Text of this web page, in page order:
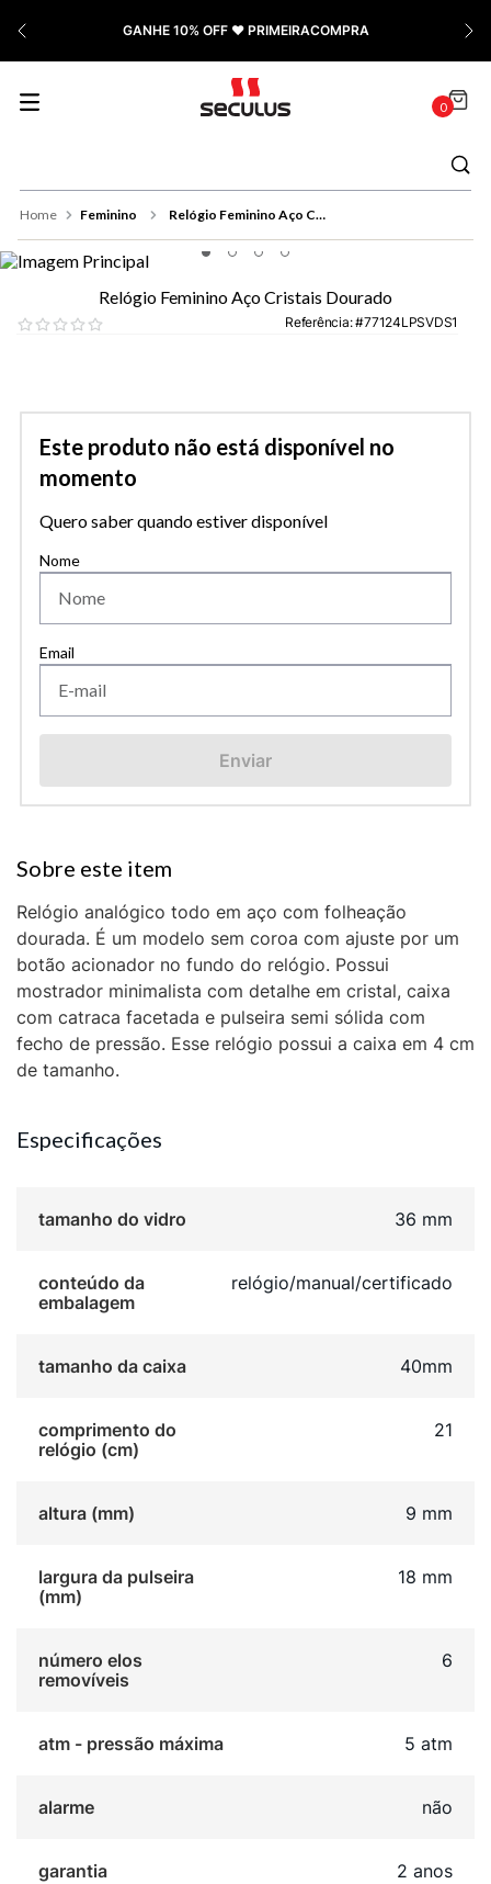
GANHE 10% OFF ❤️ PRIMEIRACOMPRA
0
Feminino Relógio Feminino Aço Cristais Dourado
Relógio Feminino Aço Cristais Dourado
Referência: 77124LPSVDS1
Este produto não está disponível no
momento
Quero saber quando estiver disponível
Enviar
Relógio analógico todo em aço com folheação
dourada. É um modelo sem coroa com ajuste por um
botão acionador no fundo do relógio. Possui
mostrador minimalista com detalhe em cristal, caixa
com catraca facetada e pulseira semi sólida com
fecho de pressão. Esse relógio possui a caixa em 4 cm
de tamanho.
Especificações
tamanho do vidro 36 mm
conteúdo da
embalagem
relógio/manual/certificado
tamanho da caixa 40mm
comprimento do
relógio (cm)
21
altura (mm) 9 mm
largura da pulseira
(mm)
18 mm
número elos
removíveis
6
atm - pressão máxima 5 atm
alarme não
garantia 2 anos
9º